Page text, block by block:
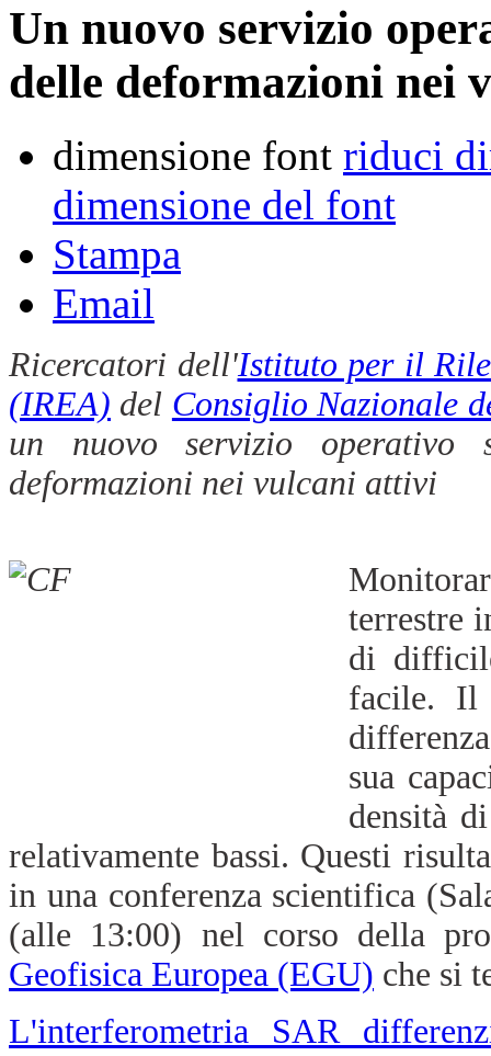
Un nuovo servizio
delle deformazioni nei
dimensione font riduci
dimensione del font
Stampa
Email
Ricercatori dell'Istituto per il
(IREA) del Consiglio Nazionale
un nuovo servizio operativo
deformazioni nei vulcani attivi
terrestre
di
facile. Il
sua
densità
relativamente bassi. Questi
in una conferenza scientifica
(alle 13:00) nel corso della
Geofisica Europea (EGU) che si
L'interferometria SAR